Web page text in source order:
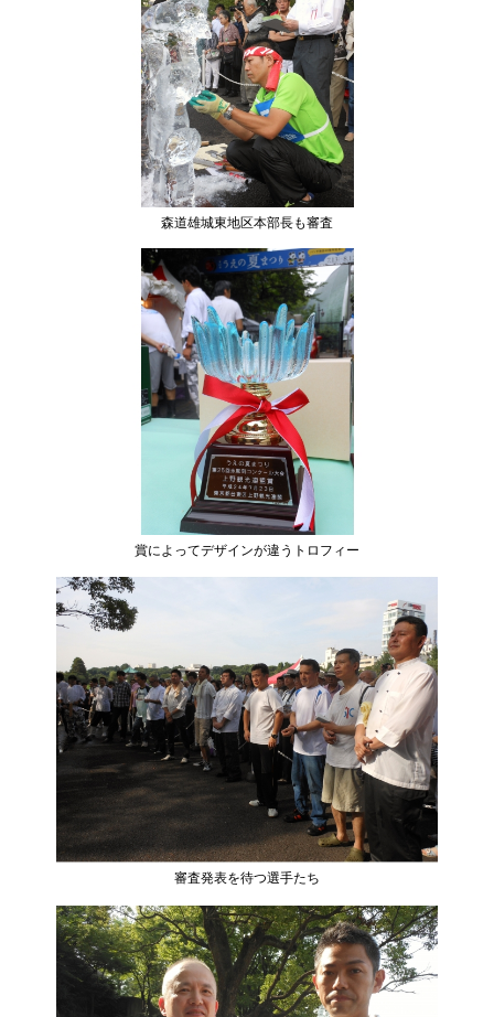
森道雄城東地区本部長も審査
賞によってデザインが違うトロフィー
審査発表を待つ選手たち